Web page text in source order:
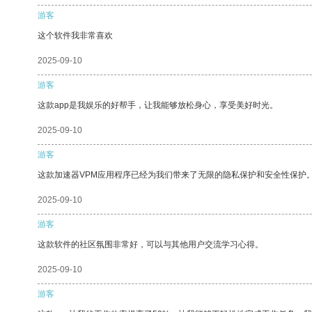
游客
这个软件我非常喜欢
2025-09-10
游客
这款app是我娱乐的好帮手，让我能够放松身心，享受美好时光。
2025-09-10
游客
这款加速器VPM应用程序已经为我们带来了无限的隐私保护和安全性保护
2025-09-10
游客
这款软件的社区氛围非常好，可以与其他用户交流学习心得。
2025-09-10
游客